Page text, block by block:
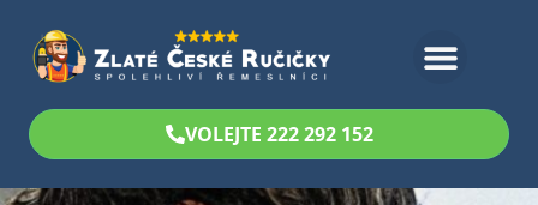
VOLEJTE 222 292 152